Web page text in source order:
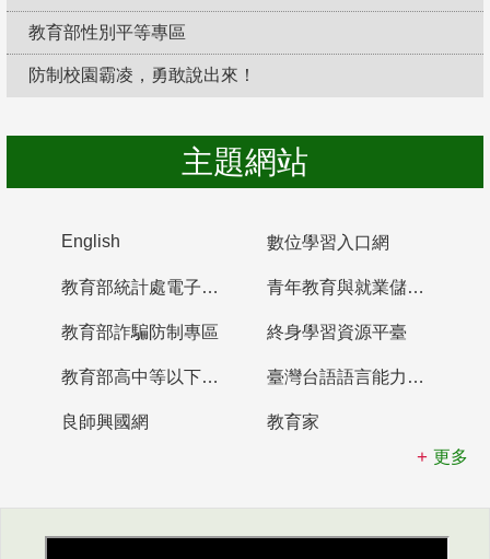
教育部性別平等專區
防制校園霸凌，勇敢說出來！
主題網站
English 數位學習入口網
教育部統計處電子書櫃 青年教育與就業儲蓄帳戶
教育部詐騙防制專區 終身學習資源平臺
教育部高中等以下學校及幼兒園教師資格檢定考試 臺灣台語語言能力認證網站
良師興國網
教育家
更多